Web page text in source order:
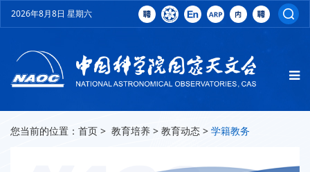
2026年8月8日 星期六
您当前的位置： 首页 > 教育培养 > 教育动态 > 学籍教务